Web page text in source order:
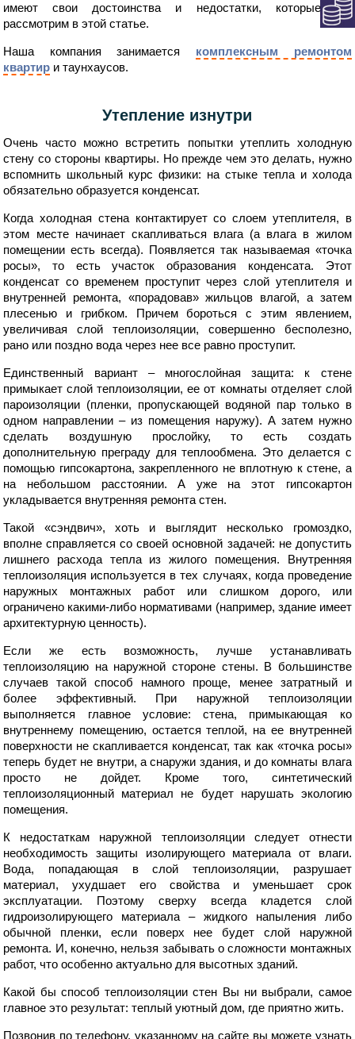
имеют свои достоинства и недостатки, которые мы
рассмотрим в этой статье.
Наша компания занимается комплексным ремонтом
квартир и таунхаусов.
Утепление изнутри
Очень часто можно встретить попытки утеплить холодную
стену со стороны квартиры. Но прежде чем это делать, нужно
вспомнить школьный курс физики: на стыке тепла и холода
обязательно образуется конденсат.
Когда холодная стена контактирует со слоем утеплителя, в
этом месте начинает скапливаться влага (а влага в жилом
помещении есть всегда). Появляется так называемая «точка
росы», то есть участок образования конденсата. Этот
конденсат со временем проступит через слой утеплителя и
внутренней ремонта, «порадовав» жильцов влагой, а затем
плесенью и грибком. Причем бороться с этим явлением,
увеличивая слой теплоизоляции, совершенно бесполезно,
рано или поздно вода через нее все равно проступит.
Единственный вариант – многослойная защита: к стене
примыкает слой теплоизоляции, ее от комнаты отделяет слой
пароизоляции (пленки, пропускающей водяной пар только в
одном направлении – из помещения наружу). А затем нужно
сделать воздушную прослойку, то есть создать
дополнительную преграду для теплообмена. Это делается с
помощью гипсокартона, закрепленного не вплотную к стене, а
на небольшом расстоянии. А уже на этот гипсокартон
укладывается внутренняя ремонта стен.
Такой «сэндвич», хоть и выглядит несколько громоздко,
вполне справляется со своей основной задачей: не допустить
лишнего расхода тепла из жилого помещения. Внутренняя
теплоизоляция используется в тех случаях, когда проведение
наружных монтажных работ или слишком дорого, или
ограничено какими-либо нормативами (например, здание имеет
архитектурную ценность).
Если же есть возможность, лучше устанавливать
теплоизоляцию на наружной стороне стены. В большинстве
случаев такой способ намного проще, менее затратный и
более эффективный. При наружной теплоизоляции
выполняется главное условие: стена, примыкающая ко
внутреннему помещению, остается теплой, на ее внутренней
поверхности не скапливается конденсат, так как «точка росы»
теперь будет не внутри, а снаружи здания, и до комнаты влага
просто не дойдет. Кроме того, синтетический
теплоизоляционный материал не будет нарушать экологию
помещения.
К недостаткам наружной теплоизоляции следует отнести
необходимость защиты изолирующего материала от влаги.
Вода, попадающая в слой теплоизоляции, разрушает
материал, ухудшает его свойства и уменьшает срок
эксплуатации. Поэтому сверху всегда кладется слой
гидроизолирующего материала – жидкого напыления либо
обычной пленки, если поверх нее будет слой наружной
ремонта. И, конечно, нельзя забывать о сложности монтажных
работ, что особенно актуально для высотных зданий.
Какой бы способ теплоизоляции стен Вы ни выбрали, самое
главное это результат: теплый уютный дом, где приятно жить.
Позвонив по телефону, указанному на сайте вы можете узнать